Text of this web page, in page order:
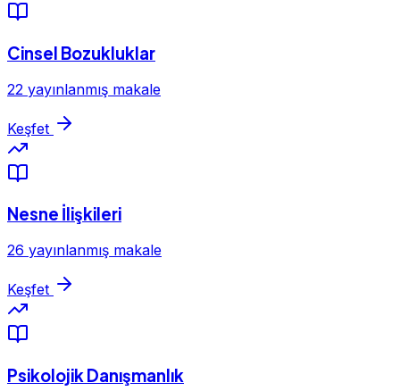
Cinsel Bozukluklar
22 yayınlanmış makale
Keşfet
Nesne İlişkileri
26 yayınlanmış makale
Keşfet
Psikolojik Danışmanlık